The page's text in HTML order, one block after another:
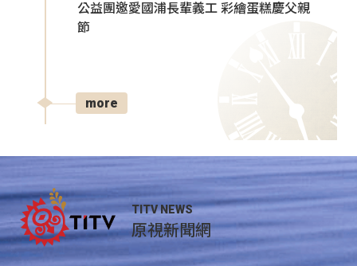
公益團邀愛國浦長輩義工 彩繪蛋糕慶父親
節
more
TITV NEWS
原視新聞網